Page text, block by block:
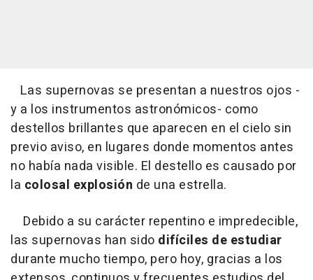
Las supernovas se presentan a nuestros ojos -
y a los instrumentos astronómicos- como
destellos brillantes que aparecen en el cielo sin
previo aviso, en lugares donde momentos antes
no había nada visible. El destello es causado por
la colosal explosión de una estrella.
Debido a su carácter repentino e impredecible,
las supernovas han sido difíciles de estudiar
durante mucho tiempo, pero hoy, gracias a los